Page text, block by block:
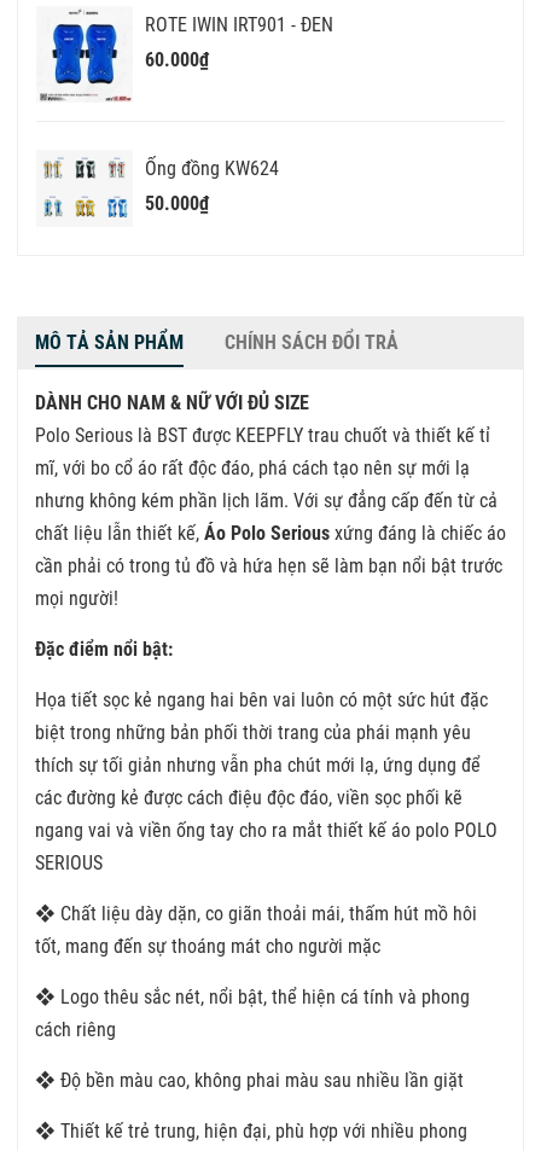
ROTE IWIN IRT901 - ĐEN
60.000₫
Ống đồng KW624
50.000₫
MÔ TẢ SẢN PHẨM CHÍNH SÁCH ĐỔI TRẢ
DÀNH CHO NAM & NỮ VỚI ĐỦ SIZE
Polo Serious là BST được KEEPFLY trau chuốt và thiết kế tỉ
mĩ, với bo cổ áo rất độc đáo, phá cách tạo nên sự mới lạ
nhưng không kém phần lịch lãm. Với sự đẳng cấp đến từ cả
chất liệu lẫn thiết kế, Áo Polo Serious xứng đáng là chiếc áo
cần phải có trong tủ đồ và hứa hẹn sẽ làm bạn nổi bật trước
mọi người!
Đặc điểm nổi bật:
Họa tiết sọc kẻ ngang hai bên vai luôn có một sức hút đặc
biệt trong những bản phối thời trang của phái mạnh yêu
thích sự tối giản nhưng vẫn pha chút mới lạ, ứng dụng để
các đường kẻ được cách điệu độc đáo, viền sọc phối kẽ
ngang vai và viền ống tay cho ra mắt thiết kế áo polo POLO
SERIOUS
❖ Chất liệu dày dặn, co giãn thoải mái, thấm hút mồ hôi
tốt, mang đến sự thoáng mát cho người mặc
❖ Logo thêu sắc nét, nổi bật, thể hiện cá tính và phong
cách riêng
❖ Độ bền màu cao, không phai màu sau nhiều lần giặt
❖ Thiết kế trẻ trung, hiện đại, phù hợp với nhiều phong